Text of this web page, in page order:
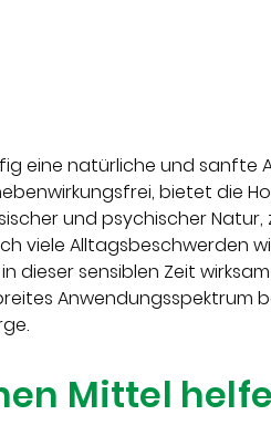
eine natürliche und sanfte
bietet die
und psychischer Natur,
viele Alltagsbeschwerden
in dieser sensiblen Zeit
Anwendungsspektrum
Mittel